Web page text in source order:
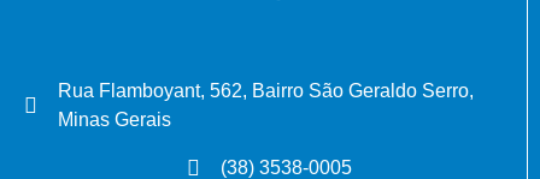
Rua Flamboyant, 562, Bairro São Geraldo Serro,
Minas Gerais
(38) 3538-0005